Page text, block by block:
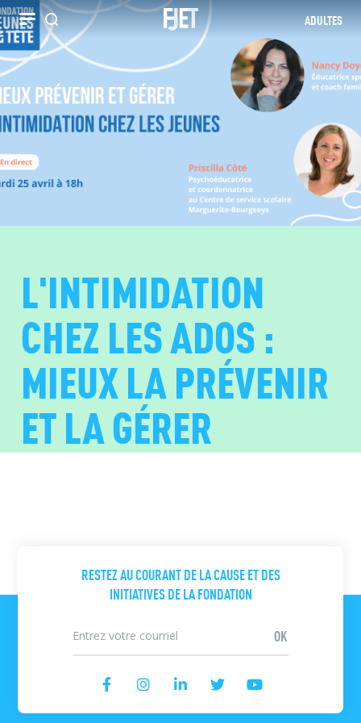
Recherche ADULTES
L'INTIMIDATION
CHEZ LES ADOS :
MIEUX LA PRÉVENIR
ET LA GÉRER
RESTEZ AU COURANT DE LA CAUSE ET DES
INITIATIVES DE LA FONDATION